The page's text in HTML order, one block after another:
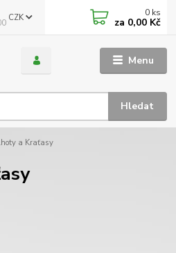
Menu
CZK
Hledat
0 ks
za 0,00 Kč
a Kraťasy